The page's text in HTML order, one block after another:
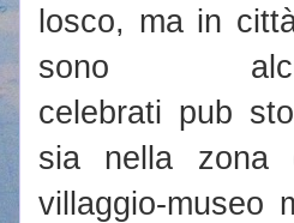
losco, ma in
sono
celebrati pub
sia nella zona
villaggio-museo